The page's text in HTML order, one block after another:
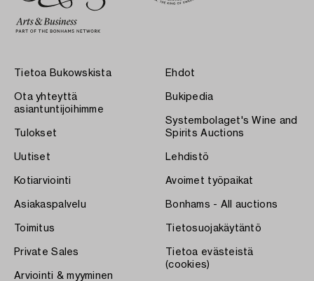
Tietoa Bukowskista
Ota yhteyttä
asiantuntijoihimme
Tulokset
Uutiset
Kotiarviointi
Asiakaspalvelu
Toimitus
Private Sales
Arviointi & myyminen
Ehdot
Bukipedia
Systembolaget's Wine and
Spirits Auctions
Lehdistö
Avoimet työpaikat
Bonhams - All auctions
Tietosuojakäytäntö
Tietoa evästeistä
(cookies)